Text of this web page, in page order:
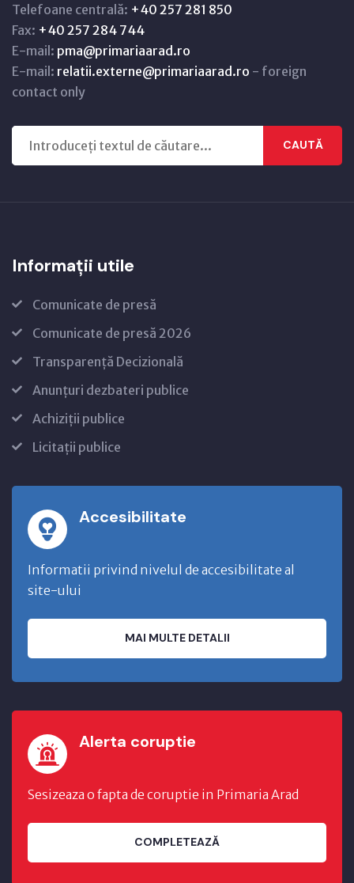
Telefoane centrală: +40 257 281 850
Fax: +40 257 284 744
E-mail: pma@primariaarad.ro
E-mail: relatii.externe@primariaarad.ro - foreign
contact only
CAUTĂ
Informații utile
Comunicate de presă
Comunicate de presă 2026
Transparență Decizională
Anunțuri dezbateri publice
Achiziții publice
Licitații publice
Accesibilitate
Informatii privind nivelul de accesibilitate al
site-ului
MAI MULTE DETALII
Alerta coruptie
Sesizeaza o fapta de coruptie in Primaria Arad
COMPLETEAZĂ